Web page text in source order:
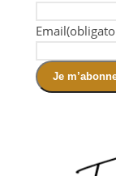
Email
Je